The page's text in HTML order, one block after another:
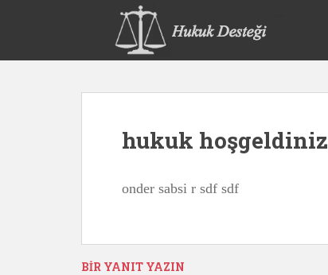
p
hukuk hoşgeldiniz
onder sabsi r sdf sdf
BIR YANIT YAZIN